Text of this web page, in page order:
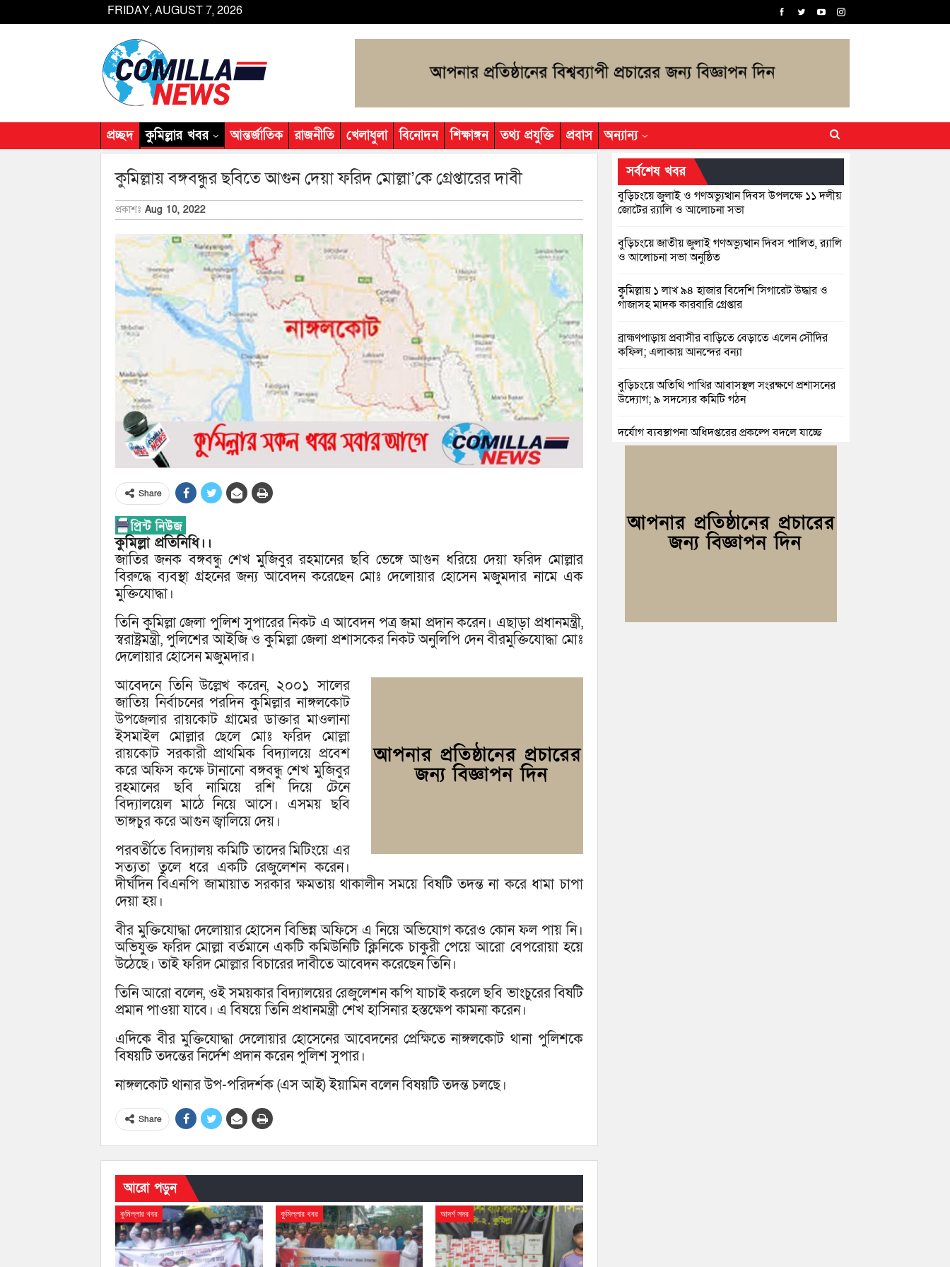
FRIDAY, AUGUST 7, 2026
প্রচ্ছদ কুমিল্লার খবর আন্তর্জাতিক রাজনীতি খেলাধুলা বিনোদন শিক্ষাঙ্গন তথ্য প্রযুক্তি প্রবাস অন্যান্য
কুমিল্লায় বঙ্গবন্ধুর ছবিতে আগুন দেয়া ফরিদ মোল্লা’কে গ্রেপ্তারের দাবী
প্রকাশঃ Aug 10, 2022
Share
কুমিল্লা প্রতিনিধি।।
জাতির জনক বঙ্গবন্ধু শেখ মুজিবুর রহমানের ছবি ভেঙ্গে আগুন ধরিয়ে দেয়া ফরিদ মোল্লার
বিরুদ্ধে ব্যবস্থা গ্রহনের জন্য আবেদন করেছেন মোঃ দেলোয়ার হোসেন মজুমদার নামে এক
মুক্তিযোদ্ধা।
তিনি কুমিল্লা জেলা পুলিশ সুপারের নিকট এ আবেদন পত্র জমা প্রদান করেন। এছাড়া প্রধানমন্ত্রী,
স্বরাষ্ট্রমন্ত্রী, পুলিশের আইজি ও কুমিল্লা জেলা প্রশাসকের নিকট অনুলিপি দেন বীরমুক্তিযোদ্ধা মোঃ
দেলোয়ার হোসেন মজুমদার।
আবেদনে তিনি উল্লেখ করেন, ২০০১ সালের
জাতিয় নির্বাচনের পরদিন কুমিল্লার নাঙ্গলকোট
উপজেলার রায়কোট গ্রামের ডাক্তার মাওলানা
ইসমাইল মোল্লার ছেলে মোঃ ফরিদ মোল্লা
রায়কোট সরকারী প্রাথমিক বিদ্যালয়ে প্রবেশ
করে অফিস কক্ষে টানানো বঙ্গবন্ধু শেখ মুজিবুর
রহমানের ছবি নামিয়ে রশি দিয়ে টেনে
বিদ্যালয়েল মাঠে নিয়ে আসে। এসময় ছবি
ভাঙ্গচুর করে আগুন জ্বালিয়ে দেয়।
পরবর্তীতে বিদ্যালয় কমিটি তাদের মিটিংয়ে এর
সত্যতা তুলে ধরে একটি রেজুলেশন করেন।
দীর্ঘদিন বিএনপি জামায়াত সরকার ক্ষমতায় থাকালীন সময়ে বিষটি তদন্ত না করে ধামা চাপা
দেয়া হয়।
বীর মুক্তিযোদ্ধা দেলোয়ার হোসেন বিভিন্ন অফিসে এ নিয়ে অভিযোগ করেও কোন ফল পায় নি।
অভিযুক্ত ফরিদ মোল্লা বর্তমানে একটি কমিউনিটি ক্লিনিকে চাকুরী পেয়ে আরো বেপরোয়া হয়ে
উঠেছে। তাই ফরিদ মোল্লার বিচারের দাবীতে আবেদন করেছেন তিনি।
তিনি আরো বলেন, ওই সময়কার বিদ্যালয়ের রেজুলেশন কপি যাচাই করলে ছবি ভাংচুরের বিষটি
প্রমান পাওয়া যাবে। এ বিষয়ে তিনি প্রধানমন্ত্রী শেখ হাসিনার হস্তক্ষেপ কামনা করেন।
এদিকে বীর মুক্তিযোদ্ধা দেলোয়ার হোসেনের আবেদনের প্রেক্ষিতে নাঙ্গলকোট থানা পুলিশকে
বিষয়টি তদন্তের নির্দেশ প্রদান করেন পুলিশ সুপার।
নাঙ্গলকোট থানার উপ-পরিদর্শক (এস আই) ইয়ামিন বলেন বিষয়টি তদন্ত চলছে।
Share
আরো পড়ুন
কুমিল্লার খবর কুমিল্লার খবর আদর্শ সদর
সর্বশেষ খবর
বুড়িচংয়ে জুলাই ও গণঅভ্যুত্থান দিবস উপলক্ষে ১১ দলীয়
জোটের র‍্যালি ও আলোচনা সভা
বুড়িচংয়ে জাতীয় জুলাই গণঅভ্যুত্থান দিবস পালিত, র‍্যালি
ও আলোচনা সভা অনুষ্ঠিত
কুমিল্লায় ১ লাখ ৯৪ হাজার বিদেশি সিগারেট উদ্ধার ও
গাঁজাসহ মাদক কারবারি গ্রেপ্তার
ব্রাহ্মণপাড়ায় প্রবাসীর বাড়িতে বেড়াতে এলেন সৌদির
কফিল; এলাকায় আনন্দের বন্যা
বুড়িচংয়ে অতিথি পাখির আবাসস্থল সংরক্ষণে প্রশাসনের
উদ্যোগ; ৯ সদস্যের কমিটি গঠন
দুর্যোগ ব্যবস্থাপনা অধিদপ্তরের প্রকল্পে বদলে যাচ্ছে
চৌদ্দগ্রামের জনপদ
জুলাই অভ্যুত্থানের দ্বিতীয় বর্ষপূর্তি উপলক্ষে কুমিল্লায়
মাদকের বিরুদ্ধে শিক্ষার্থীদের শপথ